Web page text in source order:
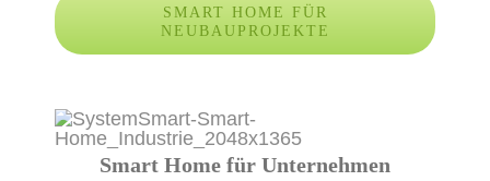
SMART HOME FÜR
NEUBAUPROJEKTE
Smart Home für Unternehmen